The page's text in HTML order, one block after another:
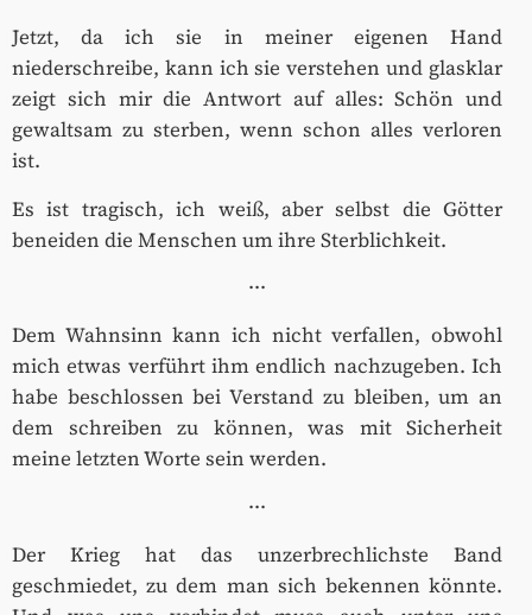
Jetzt, da ich sie in meiner eigenen Hand
niederschreibe, kann ich sie verstehen und glasklar
zeigt sich mir die Antwort auf alles: Schön und
gewaltsam zu sterben, wenn schon alles verloren
ist.
Es ist tragisch, ich weiß, aber selbst die Götter
beneiden die Menschen um ihre Sterblichkeit.
···
Dem Wahnsinn kann ich nicht verfallen, obwohl
mich etwas verführt ihm endlich nachzugeben. Ich
habe beschlossen bei Verstand zu bleiben, um an
dem schreiben zu können, was mit Sicherheit
meine letzten Worte sein werden.
···
Der Krieg hat das unzerbrechlichste Band
geschmiedet, zu dem man sich bekennen könnte.